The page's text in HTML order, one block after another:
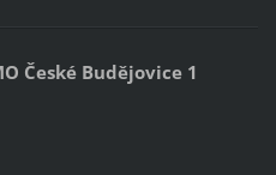
České Budějovice 1